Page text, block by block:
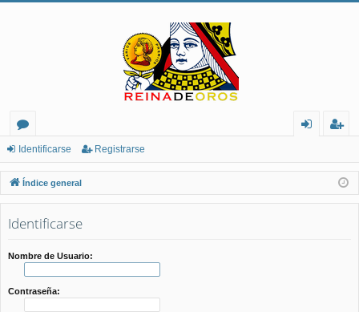
or
os
nt
ifi
ist
ra
Identificarse Registrarse
Índice general
Identificarse
Nombre de Usuario:
Contraseña: